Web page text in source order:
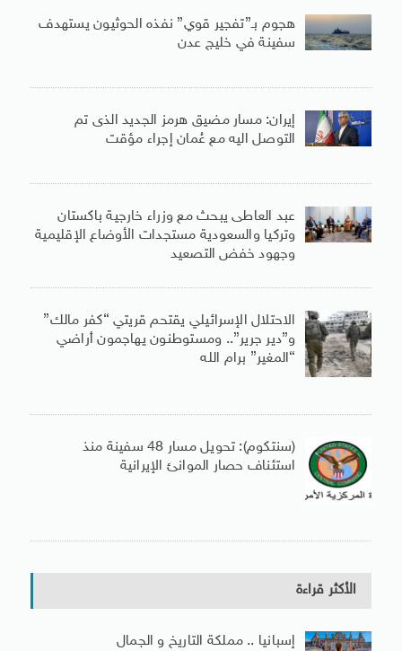
هجوم بـ”تفجير قوي” نفذه الحوثيون يستهدف
سفينة في خليج عدن
إيران: مسار مضيق هرمز الجديد الذى تم
التوصل اليه مع عُمان إجراء مؤقت
عبد العاطى يبحث مع وزراء خارجية باكستان
وتركيا والسعودية مستجدات الأوضاع الإقليمية
وجهود خفض التصعيد
الاحتلال الإسرائيلي يقتحم قريتي “كفر مالك”
و”دير جرير”.. ومستوطنون يهاجمون أراضي
“المغير” برام الله
(سنتكوم): تحويل مسار 48 سفينة منذ
استئناف حصار الموانئ الإيرانية
الأكثر قراءة
إسبانيا .. مملكة التاريخ و الجمال